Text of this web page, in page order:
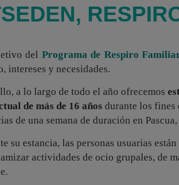
del Programa de Respiro
intereses y necesidades.
a lo largo de todo el año ofrecemos
de más de 16 años durante los fines
de una semana de duración en
su estancia, las personas usuarias
actividades de ocio grupales, de